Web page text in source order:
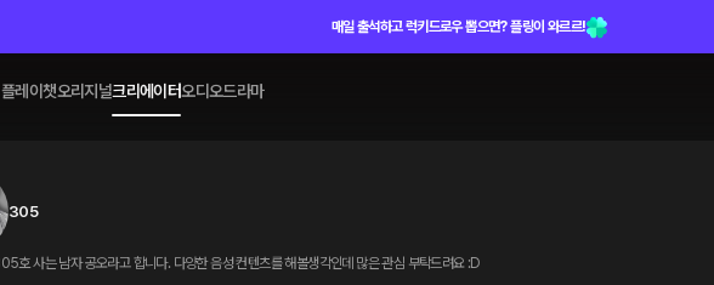
매일 출석하고 럭키드로우 뽑으면? 플링이 와르르!
플레이챗오리지널크리에이터오디오드라마
305
안녕하세요 ! 305호 사는 남자 공오라고 합니다. 다양한 음성 컨텐츠를 해볼생각인데 많은 관심 부탁드려요 :D